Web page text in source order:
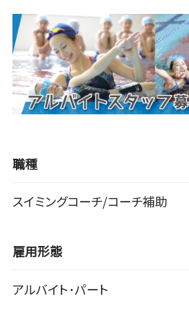
職種
スイミングコーチ/コーチ補助
雇用形態
アルバイト･パート